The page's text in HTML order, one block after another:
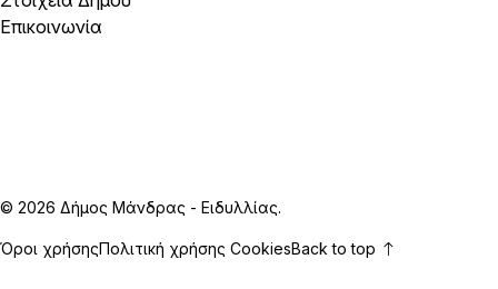
Επικοινωνία
© 2026 Δήμος Μάνδρας - Ειδυλλίας.
Όροι χρήσηςΠολιτική χρήσης CookiesBack to top